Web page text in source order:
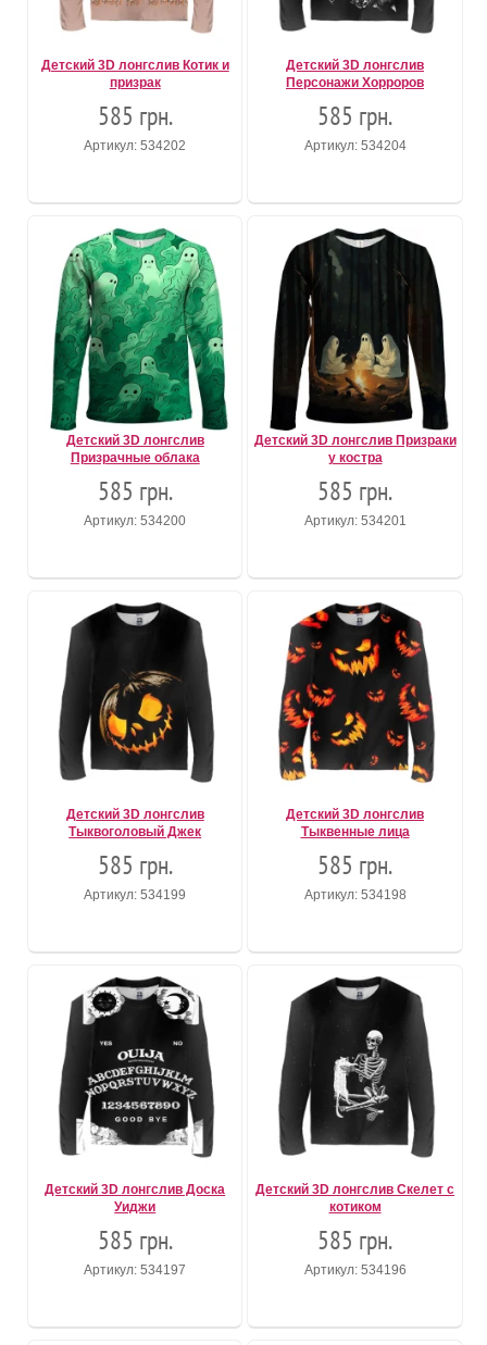
Детский 3D лонгслив Котик и
призрак
585 грн.
Артикул: 534202
Детский 3D лонгслив
Персонажи Хорроров
585 грн.
Артикул: 534204
Детский 3D лонгслив
Призрачные облака
585 грн.
Артикул: 534200
Детский 3D лонгслив Призраки
у костра
585 грн.
Артикул: 534201
Детский 3D лонгслив
Тыквоголовый Джек
585 грн.
Артикул: 534199
Детский 3D лонгслив
Тыквенные лица
585 грн.
Артикул: 534198
Детский 3D лонгслив Доска
Уиджи
585 грн.
Артикул: 534197
Детский 3D лонгслив Скелет с
котиком
585 грн.
Артикул: 534196